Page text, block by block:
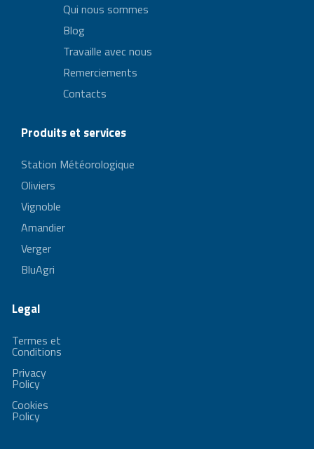
Qui nous sommes
Blog
Travaille avec nous
Remerciements
Contacts
Produits et services
Station Météorologique
Oliviers
Vignoble
Amandier
Verger
BluAgri
Legal
Termes et
Conditions
Privacy
Policy
Cookies
Policy